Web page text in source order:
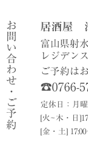
お問い合わせ・ご予約 居酒屋
富山県射
レジデン
ご予約は
☎0766-
定休日：月曜
[火~木・日
[金・土]